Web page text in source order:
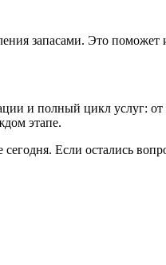
запасами. Это поможет
и полный цикл услуг: от
этапе.
Если остались